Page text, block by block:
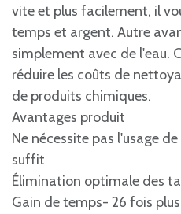
vite et plus facilement, il
temps et argent. Autre
simplement avec de l'eau.
réduire les coûts de
de produits chimiques.
Avantages produit
Ne nécessite pas l'usage
suffit
Élimination optimale des
Gain de temps- 26 fois